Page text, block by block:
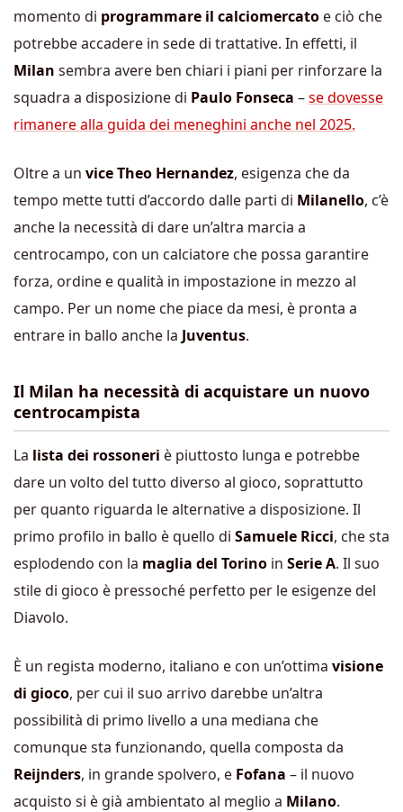
momento di programmare il calciomercato e ciò che
potrebbe accadere in sede di trattative. In effetti, il
Milan sembra avere ben chiari i piani per rinforzare la
squadra a disposizione di Paulo Fonseca –se dovesse
rimanere alla guida dei meneghini anche nel 2025.
Oltre a un vice Theo Hernandez, esigenza che da
tempo mette tutti d’accordo dalle parti di Milanello, c’è
anche la necessità di dare un’altra marcia a
centrocampo, con un calciatore che possa garantire
forza, ordine e qualità in impostazione in mezzo al
campo. Per un nome che piace da mesi, è pronta a
entrare in ballo anche la Juventus.
Il Milan ha necessità di acquistare un nuovo
centrocampista
La lista dei rossoneri è piuttosto lunga e potrebbe
dare un volto del tutto diverso al gioco, soprattutto
per quanto riguarda le alternative a disposizione. Il
primo profilo in ballo è quello di Samuele Ricci, che sta
esplodendo con la maglia del Torino in Serie A. Il suo
stile di gioco è pressoché perfetto per le esigenze del
Diavolo.
È un regista moderno, italiano e con un’ottima visione
di gioco, per cui il suo arrivo darebbe un’altra
possibilità di primo livello a una mediana che
comunque sta funzionando, quella composta da
Reijnders, in grande spolvero, e Fofana – il nuovo
acquisto si è già ambientato al meglio a Milano.